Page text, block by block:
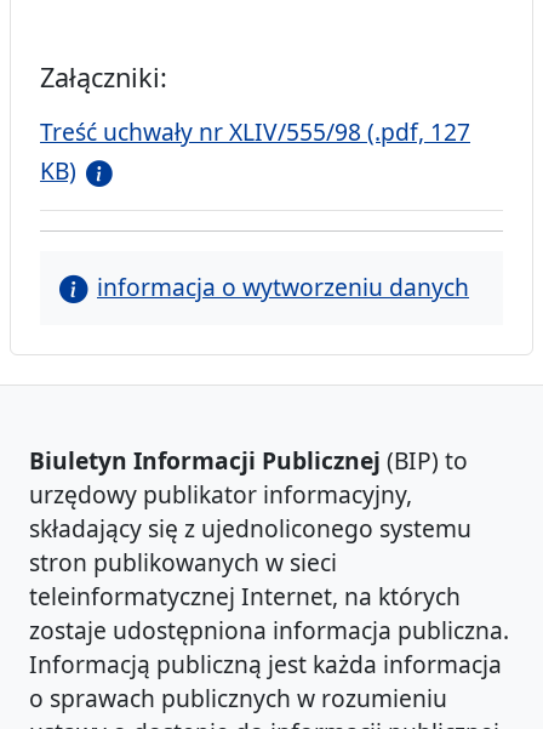
Załączniki:
Treść uchwały nr XLIV/555/98 (.pdf, 127
KB)
informacja o wytworzeniu danych
Biuletyn Informacji Publicznej (BIP) to
urzędowy publikator informacyjny,
składający się z ujednoliconego systemu
stron publikowanych w sieci
teleinformatycznej Internet, na których
zostaje udostępniona informacja publiczna.
Informacją publiczną jest każda informacja
o sprawach publicznych w rozumieniu